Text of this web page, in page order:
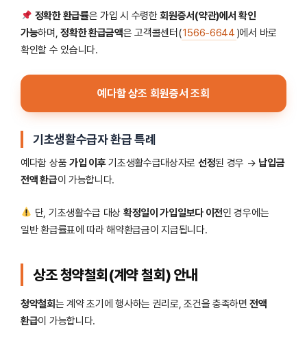
정확한 환급률은 가입 시 수령한회원증서(약관)에서 확인
가능하며,정확한 환급금액은 고객콜센터(1566-6644 )에서 바로
확인할 수 있습니다.
예다함 상조 회원증서 조회
기초생활수급자 환급 특례
예다함 상품 가입 이후기초생활수급대상자로 선정된 경우 → 납입금
전액 환급이 가능합니다.
단, 기초생활수급 대상 확정일이 가입일보다 이전인 경우에는
일반 환급률표에 따라 해약환급금이 지급됩니다.
상조 청약철회(계약 철회) 안내
청약철회는 계약 초기에 행사하는 권리로, 조건을 충족하면전액
환급이 가능합니다.